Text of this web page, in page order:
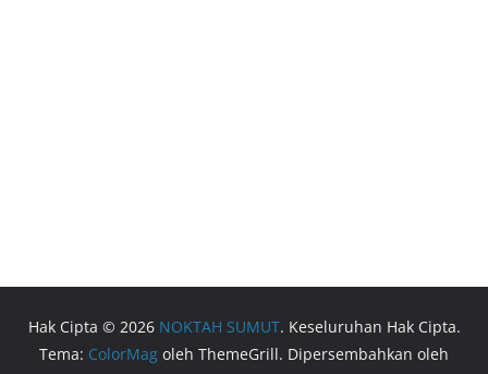
Hak Cipta © 2026 NOKTAH SUMUT. Keseluruhan Hak Cipta.
Tema: ColorMag oleh ThemeGrill. Dipersembahkan oleh